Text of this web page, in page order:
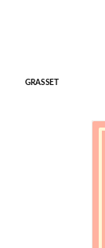
GRASSET